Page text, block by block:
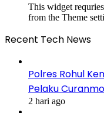
This widget
from the Theme
Recent Tech News
Polres Rohul
Pelaku
2 hari ago